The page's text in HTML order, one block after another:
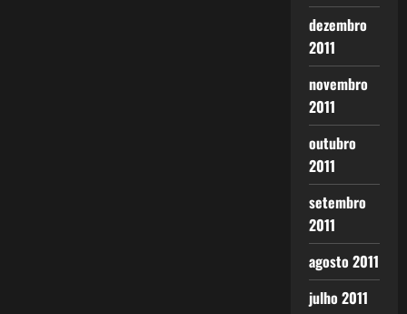
dezembro
2011
novembro
2011
outubro
2011
setembro
2011
agosto 2011
julho 2011